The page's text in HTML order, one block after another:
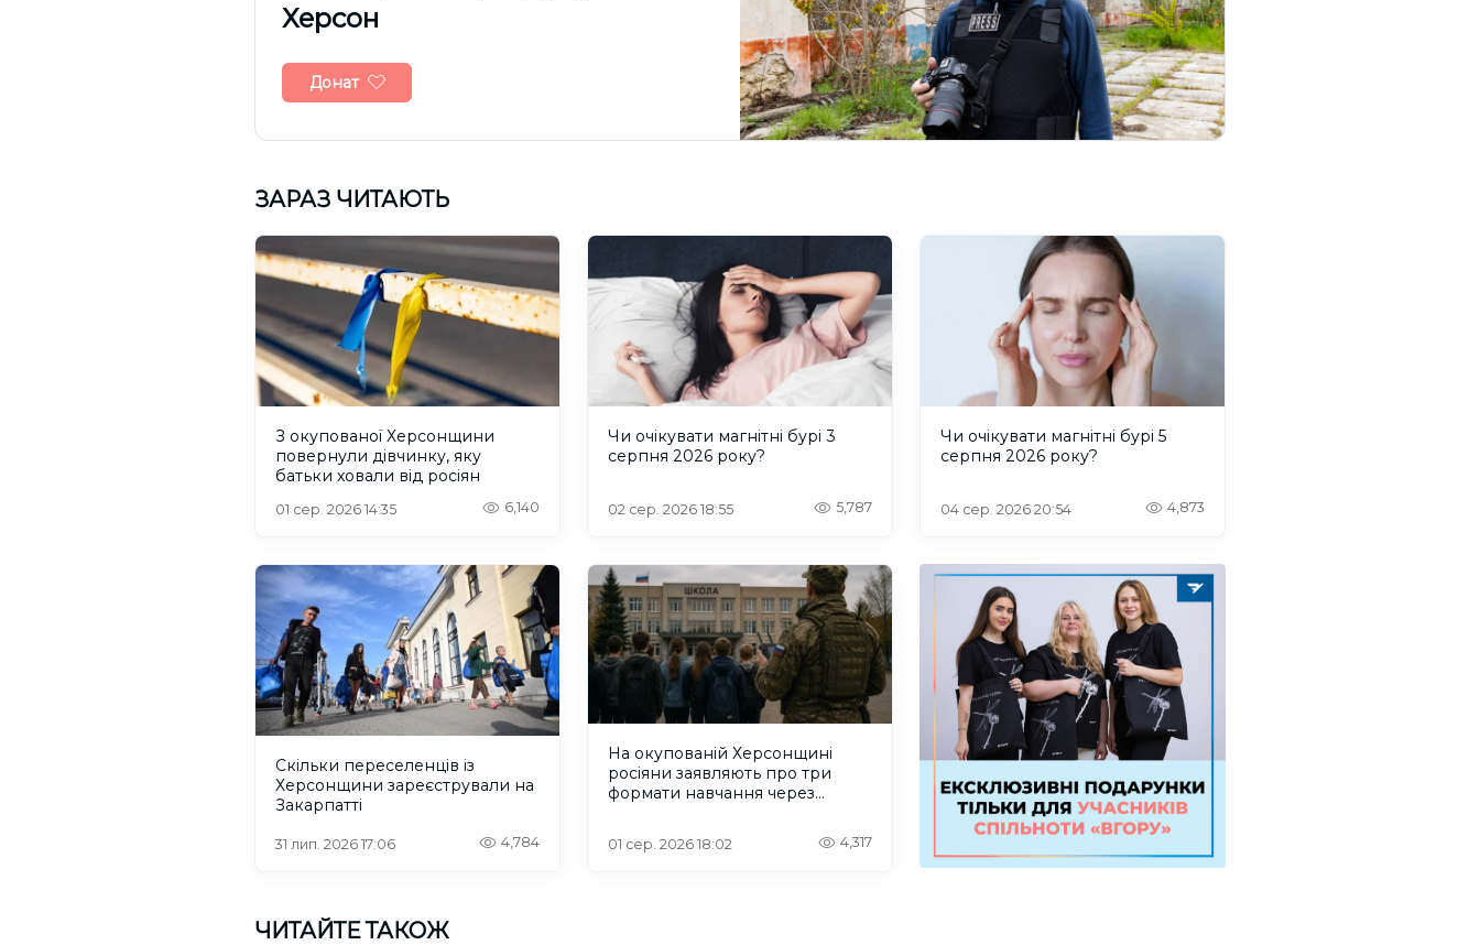
Херсон
Донат
ЗАРАЗ ЧИТАЮТЬ
З окупованої Херсонщини
повернули дівчинку, яку
батьки ховали від росіян
01 сер. 2026 14:35 6,140
Чи очікувати магнітні бурі 3
серпня 2026 року?
02 сер. 2026 18:55 5,787
Чи очікувати магнітні бурі 5
серпня 2026 року?
04 сер. 2026 20:54 4,873
Скільки переселенців із
Херсонщини зареєстрували на
Закарпатті
31 лип. 2026 17:06 4,784
На окупованій Херсонщині
росіяни заявляють про три
формати навчання через
01 сер. 2026 18:02 4,317
ЧИТАЙТЕ ТАКОЖ